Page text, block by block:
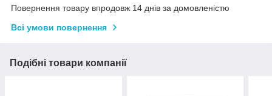
Повернення товару впродовж 14 днів за домовленістю
Всі умови повернення
Подібні товари компанії